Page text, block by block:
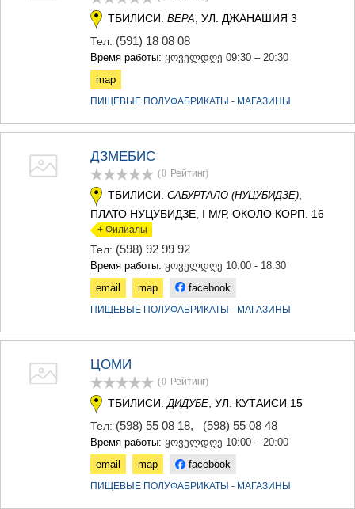
ТБИЛИСИ. ВЕРА , УЛ. ДЖАНАШИЯ 3
Тел: (591) 18 08 08
Время работы: ყოველდღე 09:30 – 20:30
map
ПИЩЕВЫЕ ПОЛУФАБРИКАТЫ - МАГАЗИНЫ
ДЗМЕБИС
(0 Рейтинг)
ТБИЛИСИ. САБУРТАЛО (НУЦУБИДЗЕ),
ПЛАТО НУЦУБИДЗЕ, I М/Р, ОКОЛО КОРП. 16
+ Филиалы
Тел: (598) 92 99 92
Время работы: ყოველდღე 10:00 - 18:30
email
map facebook
ПИЩЕВЫЕ ПОЛУФАБРИКАТЫ - МАГАЗИНЫ
ЦОМИ
(0 Рейтинг)
ТБИЛИСИ. ДИДУБЕ , УЛ. КУТАИСИ 15
Тел: (598) 55 08 18, (598) 55 08 48
Время работы: ყოველდღე 10:00 – 20:00
email
map facebook
ПИЩЕВЫЕ ПОЛУФАБРИКАТЫ - МАГАЗИНЫ